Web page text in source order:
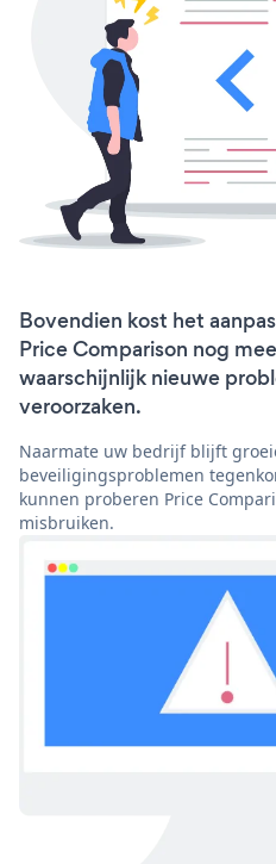
Bovendien kost het
Price Comparison nog
waarschijnlijk nieuwe
veroorzaken.
Naarmate uw bedrijf blijft
beveiligingsproblemen
kunnen proberen Price
misbruiken.